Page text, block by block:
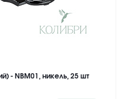
- NBM01, никель, 25 шт